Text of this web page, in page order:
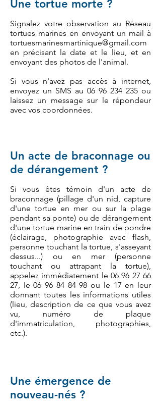
Une tortue morte ?
Signalez votre observation au Réseau
tortues marines en envoyant un mail à
tortuesmarinesmartinique@gmail.com
en précisant la date et le lieu, et en
envoyant des photos de l'animal.
Si vous n'avez pas accès à internet,
envoyez un SMS au 06 96 234 235 ou
laissez un message sur le répondeur
avec vos coordonnées.
Un acte de braconnage ou
de dérangement ?
Si vous êtes témoin d'un acte de
braconnage (pillage d'un nid, capture
d'une tortue en mer ou sur la plage
pendant sa ponte) ou de dérangement
d'une tortue marine en train de pondre
(éclairage, photographie avec flash,
personne touchant la tortue, s'asseyant
dessus...) ou en mer (personne
touchant ou attrapant la tortue),
appelez immédiatement le 06 96 27 66
27, le06 96 84 84 98 ou le 17 en leur
donnant toutes les informations utiles
(lieu, description de ce que vous avez
vu, numéro de plaque
d'immatriculation, photographies,
etc.).
Une émergence de
nouveau-nés ?